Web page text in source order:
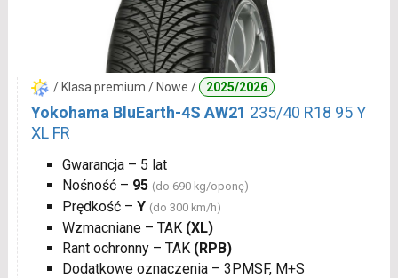
/ Klasa premium / Nowe / 2025/2026
Yokohama BluEarth-4S AW21 235/40 R18 95 Y
XL FR
Gwarancja – 5 lat
Nośność – 95 (do 690 kg/oponę)
Prędkość – Y (do 300 km/h)
Wzmacniane – TAK (XL)
Rant ochronny – TAK (RPB)
Dodatkowe oznaczenia – 3PMSF, M+S